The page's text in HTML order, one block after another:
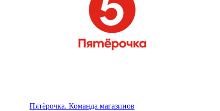
Пятёрочка. Команда магазинов